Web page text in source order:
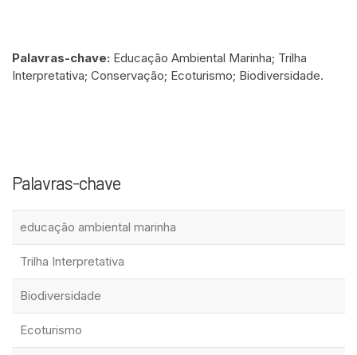
Palavras-chave: Educação Ambiental Marinha; Trilha
Interpretativa; Conservação; Ecoturismo; Biodiversidade.
Palavras-chave
educação ambiental marinha
Trilha Interpretativa
Biodiversidade
Ecoturismo